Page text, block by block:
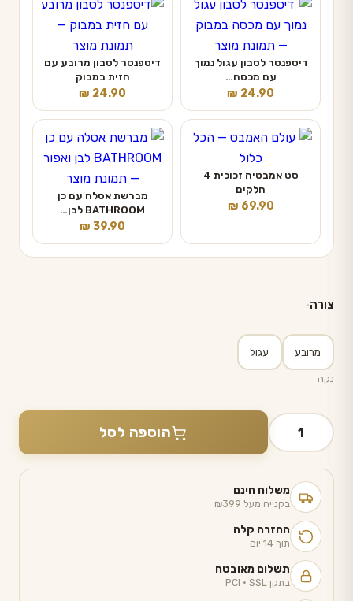
דיספנסר לסבון עגול נמוך
עם מכסה…
₪ 24.90
דיספנסר לסבון מרובע עם
חזית במבוק
₪ 24.90
סט אמבטיה זכוכית 4
חלקים
₪ 69.90
מברשת אסלה עם כן
BATHROOM לבן…
₪ 39.90
צורה
נקה
מרובע עגול
כמות
של
אמבט
שחור
חלקים
הוספה לסל
משלוח חינם
בקנייה מעל ₪399
החזרה קלה
תוך 14 יום
תשלום מאובטח
בתקן PCI · SSL